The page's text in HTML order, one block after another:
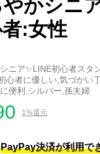
かシニ
:女性
ニア✨LINE初心者スタ
心者に優しい,気づかい
便利.シルバー,孫夫婦
1%還元
PayPay決済が利用で